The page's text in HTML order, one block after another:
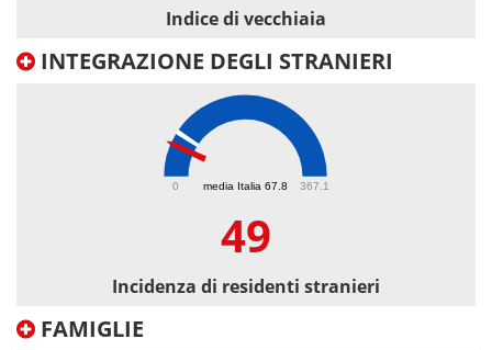
Indice di vecchiaia
INTEGRAZIONE DEGLI STRANIERI
media Italia 67.8
0 367.1
49
Incidenza di residenti stranieri
FAMIGLIE